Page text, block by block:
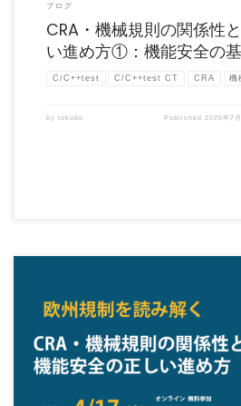
ブログ
CRA・機械規則の関係性
い進め方①：機能安全の
C/C++test C/C++test CT CRA 機
by tokudo Published2026年7月
セミナーのお申し込みはこちら 2026年4月17日(